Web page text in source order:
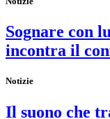
Sognare con
incontra il
Notizie
Il suono che